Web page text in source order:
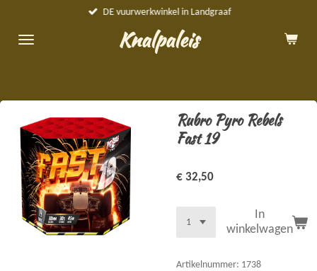
naar
Knalpaleis
DE vuurwerkwinkel in Landgraaf
Rubro Pyro Rebels
Fast 19
€ 32,50
In
winkelwagen
Artikelnummer: 1738